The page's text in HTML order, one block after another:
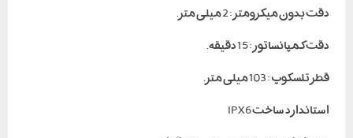
دقت بدون میکرومتر : 2 میلی متر.
دقت کمپانساتور : 15 دقیقه.
قطر تلسکوپ : 103 میلی متر.
استاندارد ساخت IPX6